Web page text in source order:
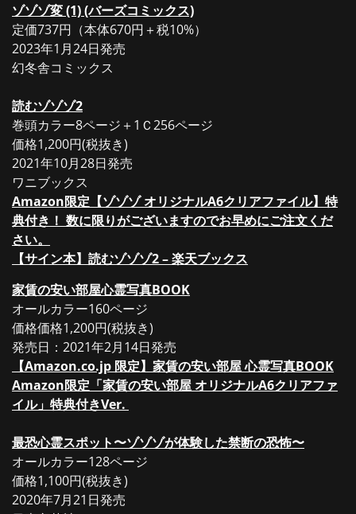
ゾゾゾ変 (1) (バーズコミックス)
定価737円（本体670円＋税10%）
2023年1月24日発売
幻冬舎コミックス
読むゾゾゾ2
巻頭カラー8ページ＋1Ｃ256ページ
価格1,200円(税抜き)
2021年10月28日発売
ワニブックス
Amazon限定【ゾゾゾ オリジナルA6クリアファイル】特
典付き！ 数に限りがございますのでお早めにご注文くだ
さい。
【サイン本】読むゾゾゾ2 – 楽天ブックス
家賃の安い部屋心霊写真BOOK
オールカラー160ページ
価格価格1,200円(税抜き)
発売日：2021年2月14日発売
【Amazon.co.jp 限定】家賃の安い部屋 心霊写真BOOK
Amazon限定「家賃の安い部屋 オリジナルA6クリアファ
イル」特典付きVer.
最恐心霊スポット〜ゾゾゾが体験した禁断の恐怖〜
オールカラー128ページ
価格1,100円(税抜き)
2020年7月21日発売